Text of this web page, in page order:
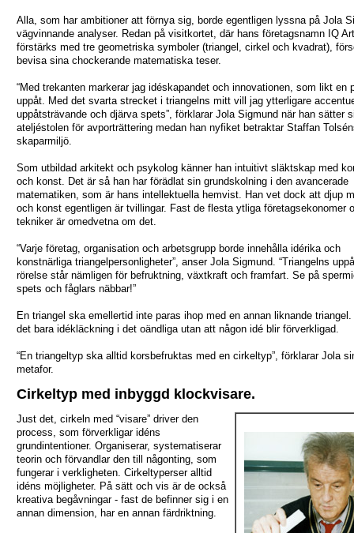
Alla, som har ambitioner att förnya sig, borde egentligen lyssna på Jola
vägvinnande analyser. Redan på visitkortet, där hans företagsnamn IQ
förstärks med tre geometriska symboler (triangel, cirkel och kvadrat),
bevisa sina chockerande matematiska teser.
“Med trekanten markerar jag idéskapandet och innovationen, som likt en
uppåt. Med det svarta strecket i triangelns mitt vill jag ytterligare
uppåtsträvande och djärva spets”, förklarar Jola Sigmund när han sätter
ateljéstolen för avporträttering medan han nyfiket betraktar Staffan
skaparmiljö.
Som utbildad arkitekt och psykolog känner han intuitivt släktskap med
och konst. Det är så han har förädlat sin grundskolning i den avancerade
matematiken, som är hans intellektuella hemvist. Han vet dock att djup
och konst egentligen är tvillingar. Fast de flesta ytliga företagsekonomer
tekniker är omedvetna om det.
“Varje företag, organisation och arbetsgrupp borde innehålla idérika och
konstnärliga triangelpersonligheter”, anser Jola Sigmund. “Triangelns
rörelse står nämligen för befruktning, växtkraft och framfart. Se på
spets och fåglars näbbar!”
En triangel ska emellertid inte paras ihop med en annan liknande triangel.
det bara idékläckning i det oändliga utan att någon idé blir förverkligad.
“En triangeltyp ska alltid korsbefruktas med en cirkeltyp”, förklarar Jola
metafor.
Cirkeltyp med inbyggd klockvisare.
Just det, cirkeln med “visare” driver den
process, som förverkligar idéns
grundintentioner. Organiserar, systematiserar
teorin och förvandlar den till någonting, som
fungerar i verkligheten. Cirkeltyperser alltid
idéns möjligheter. På sätt och vis är de också
kreativa begåvningar - fast de befinner sig i en
annan dimension, har en annan färdriktning.